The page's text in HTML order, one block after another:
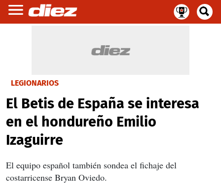
LEGIONARIOS
El Betis de España se interesa
en el hondureño Emilio
Izaguirre
El equipo español también sondea el fichaje del
costarricense Bryan Oviedo.